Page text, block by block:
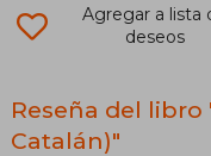
Agregar a lista
deseos
Reseña del libro
Catalán)"